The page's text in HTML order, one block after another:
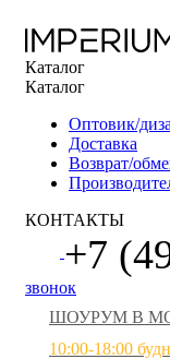
Каталог
Каталог
Оптовик/
Доставка
Возврат/
КОНТАКТЫ
+7
звонок
ШОУРУМ В
10:00-18:00